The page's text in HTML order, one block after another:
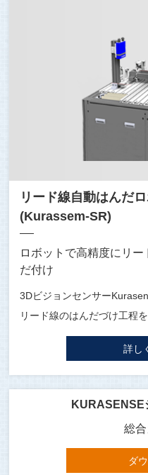
リード線自動はんだ
(Kurassem-SR)
ロボットで高精度にリ
だ付け
3Dビジョンセンサー
リード線のはんだづけ工程
詳し
KURASENSE
総
ダ